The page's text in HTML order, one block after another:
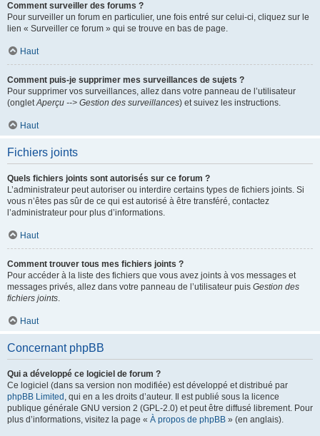
Comment surveiller des forums ?
Pour surveiller un forum en particulier, une fois entré sur celui-ci, cliquez sur le
lien « Surveiller ce forum » qui se trouve en bas de page.
Haut
Comment puis-je supprimer mes surveillances de sujets ?
Pour supprimer vos surveillances, allez dans votre panneau de l’utilisateur
(ongletAperçu --> Gestion des surveillances) et suivez les instructions.
Haut
Fichiers joints
Quels fichiers joints sont autorisés sur ce forum ?
L’administrateur peut autoriser ou interdire certains types de fichiers joints. Si
vous n’êtes pas sûr de ce qui est autorisé à être transféré, contactez
l’administrateur pour plus d’informations.
Haut
Comment trouver tous mes fichiers joints ?
Pour accéder à la liste des fichiers que vous avez joints à vos messages et
messages privés, allez dans votre panneau de l’utilisateur puis Gestion des
fichiers joints.
Haut
Concernant phpBB
Qui a développé ce logiciel de forum ?
Ce logiciel (dans sa version non modifiée) est développé et distribué par
phpBB Limited , qui en a les droits d’auteur. Il est publié sous la licence
publique générale GNU version 2 (GPL-2.0) et peut être diffusé librement. Pour
plus d’informations, visitez la page « À propos de phpBB » (en anglais).